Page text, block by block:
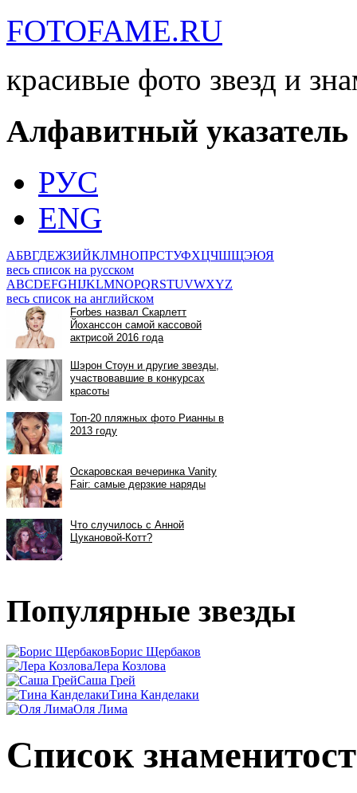
FOTOFAME.RU
красивые фото звезд и
Алфавитный указатель
РУС
ENG
АБВГДЕЖЗИЙКЛМНОПРСТУФХЦЧШЩЭЮЯ
весь список на русском
ABCDEFGHIJKLMNOPQRSTUVWXYZ
весь список на английском
Популярные звезды
Борис Щербаков
Лера Козлова
Саша Грей
Тина Канделаки
Оля Лима
Список